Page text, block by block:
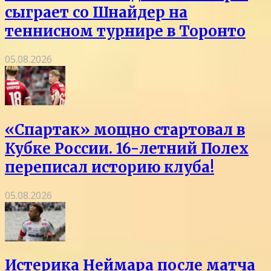
сыграет со Шнайдер на
теннисном турнире в Торонто
05.08.2026
«Спартак» мощно стартовал в
Кубке России. 16-летний Полех
переписал историю клуба!
05.08.2026
Истерика Неймара после матча